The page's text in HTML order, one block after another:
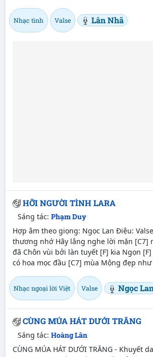
Nhạc tình Valse Lân Nhã
HỠI NGƯỜI TÌNH LARA
Sáng tác: Phạm Duy
Hợp âm theo giọng: Ngọc Lan Điệu:
thương nhớ Hãy lắng nghe lời mặn [C7]
đã Chôn vùi bởi làn tuyết [F] kia Ngọn
có hoa mọc đầu [C7] mùa Mộng đẹp
Nhạc ngoại lời Việt Valse Ngọc
CÙNG MÚA HÁT DƯỚI TRĂNG
Sáng tác: Hoàng Lân
CÙNG MÚA HÁT DƯỚI TRĂNG - Khuyết